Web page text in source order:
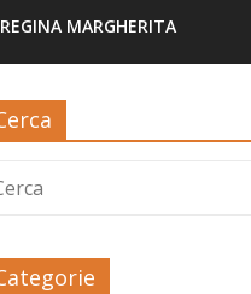
MARGHERITA